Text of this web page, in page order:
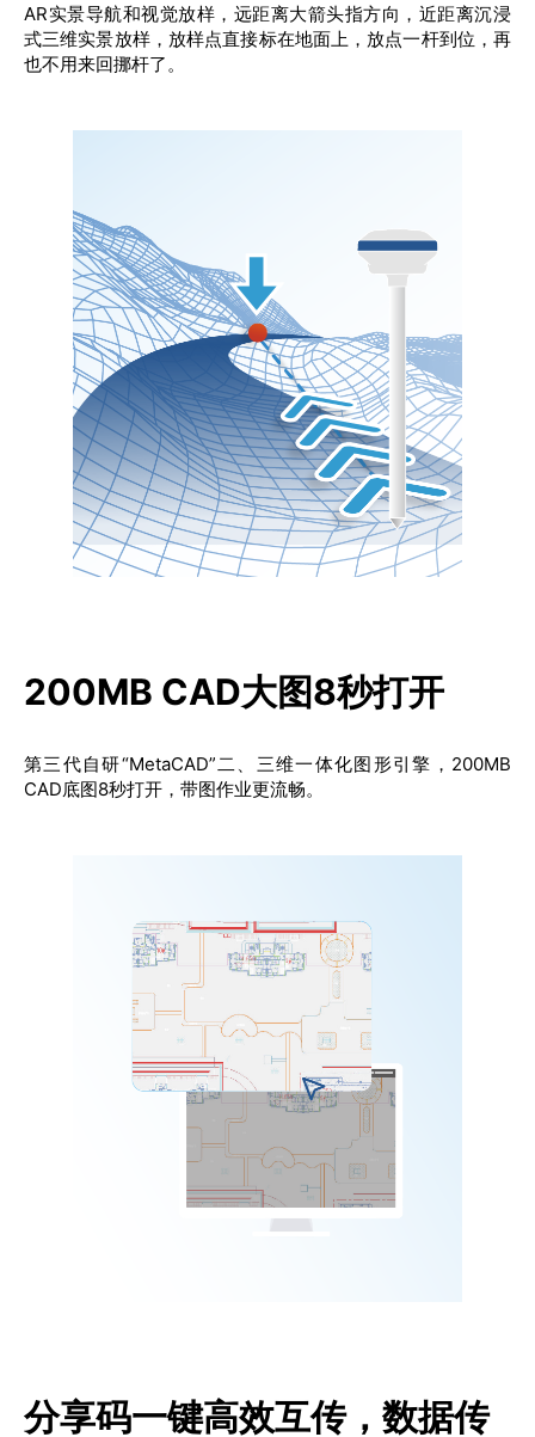
AR实景导航和视觉放样，远距离大箭头指方向，近距离沉浸
式三维实景放样，放样点直接标在地面上，放点一杆到位，再
也不用来回挪杆了。
200MB CAD大图8秒打开
第三代自研“MetaCAD”二、三维一体化图形引擎，200MB
CAD底图8秒打开，带图作业更流畅。
分享码一键高效互传，数据传